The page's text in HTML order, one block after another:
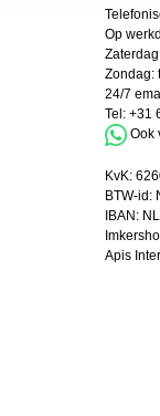
Op
Zondag:
24/7
Tel: +31
Ook
KvK:
BTW-id:
IBAN:
Apis